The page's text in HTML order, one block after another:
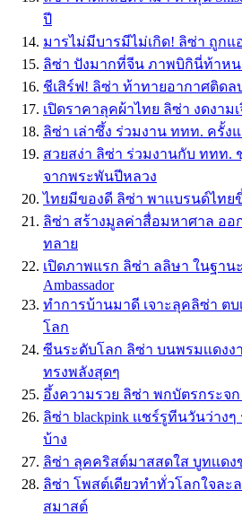
ปี
มารไม่มีบารมีไม่เกิด! ลิซ่า ถูก
ลิซ่า ปังมากที่จีน ภาพบิกินี่ท้าหน
ชีเสิร์ฟ! ลิซ่า ท้าทายอากาศติด
เปิดราคาลุคผ้าไทย ลิซ่า งดงาม
ลิซ่า เล่าซึ้ง ร่วมงาน ททท. ครั้ง
สวยสง่า ลิซ่า ร่วมงานกับ ททท.
จากพระพันปีหลวง
ไทยมีของดี ลิซ่า พาเเบรนด์ไทย
ลิซ่า สร้างมูลค่าสื่อมหาศาล ออ
ทลาย
เปิดภาพแรก ลิซ่า ลลิษา ในฐานะ
Ambassador
ทำการบ้านมาดี เจาะลุคลิซ่า ตบ
โลก
ซีนระดับโลก ลิซ่า บนพรมเเดง
ทรงพลังสุดๆ
อึ้งความรวย ลิซ่า พกบัตรกระจ
ลิซ่า blackpink เเชร์รูทีนวันว่าง
บ้าง
ลิซ่า ลุคคริสต์มาสสดใส บูทเเดง
ลิซ่า โพสต์เดียวทำทั่วโลกใจละ
สมาสต์